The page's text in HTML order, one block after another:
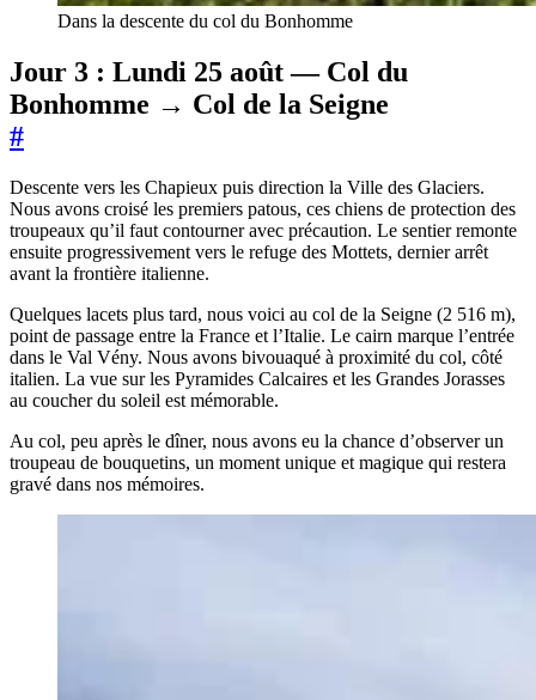
Dans la descente du col du Bonhomme
Jour 3 : Lundi 25 août — Col du
Bonhomme → Col de la Seigne
#
Descente vers les Chapieux puis direction la Ville des Glaciers.
Nous avons croisé les premiers patous, ces chiens de protection des
troupeaux qu’il faut contourner avec précaution. Le sentier remonte
ensuite progressivement vers le refuge des Mottets, dernier arrêt
avant la frontière italienne.
Quelques lacets plus tard, nous voici au col de la Seigne (2 516 m),
point de passage entre la France et l’Italie. Le cairn marque l’entrée
dans le Val Vény. Nous avons bivouaqué à proximité du col, côté
italien. La vue sur les Pyramides Calcaires et les Grandes Jorasses
au coucher du soleil est mémorable.
Au col, peu après le dîner, nous avons eu la chance d’observer un
troupeau de bouquetins, un moment unique et magique qui restera
gravé dans nos mémoires.